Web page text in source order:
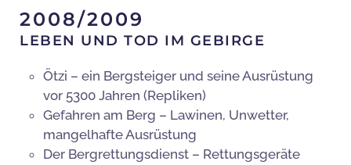
2008/2009
LEBEN UND TOD IM GEBIRGE
Ötzi – ein Bergsteiger und seine Ausrüstung
vor 5300 Jahren (Repliken)
Gefahren am Berg – Lawinen, Unwetter,
mangelhafte Ausrüstung
Der Bergrettungsdienst – Rettungsgeräte